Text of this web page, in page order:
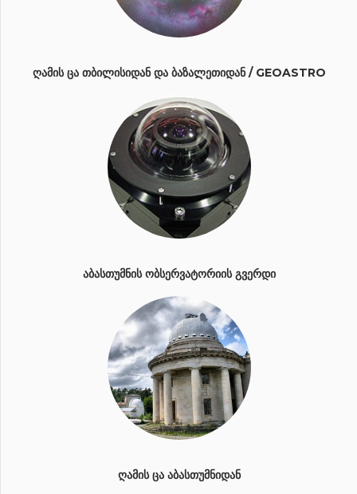
ᲦᲐᲛᲘᲡ ᲪᲐ ᲗᲑᲘᲚᲘᲡᲘᲓᲐᲜ ᲓᲐ ᲑᲐᲖᲐᲚᲔᲗᲘᲓᲐᲜ / GEOASTRO
ᲐᲑᲐᲡᲗᲣᲛᲜᲘᲡ ᲝᲑᲡᲔᲠᲕᲐᲢᲝᲠᲘᲘᲡ ᲒᲕᲔᲠᲓᲘ
ᲦᲐᲛᲘᲡ ᲪᲐ ᲐᲑᲐᲡᲗᲣᲛᲜᲘᲓᲐᲜ